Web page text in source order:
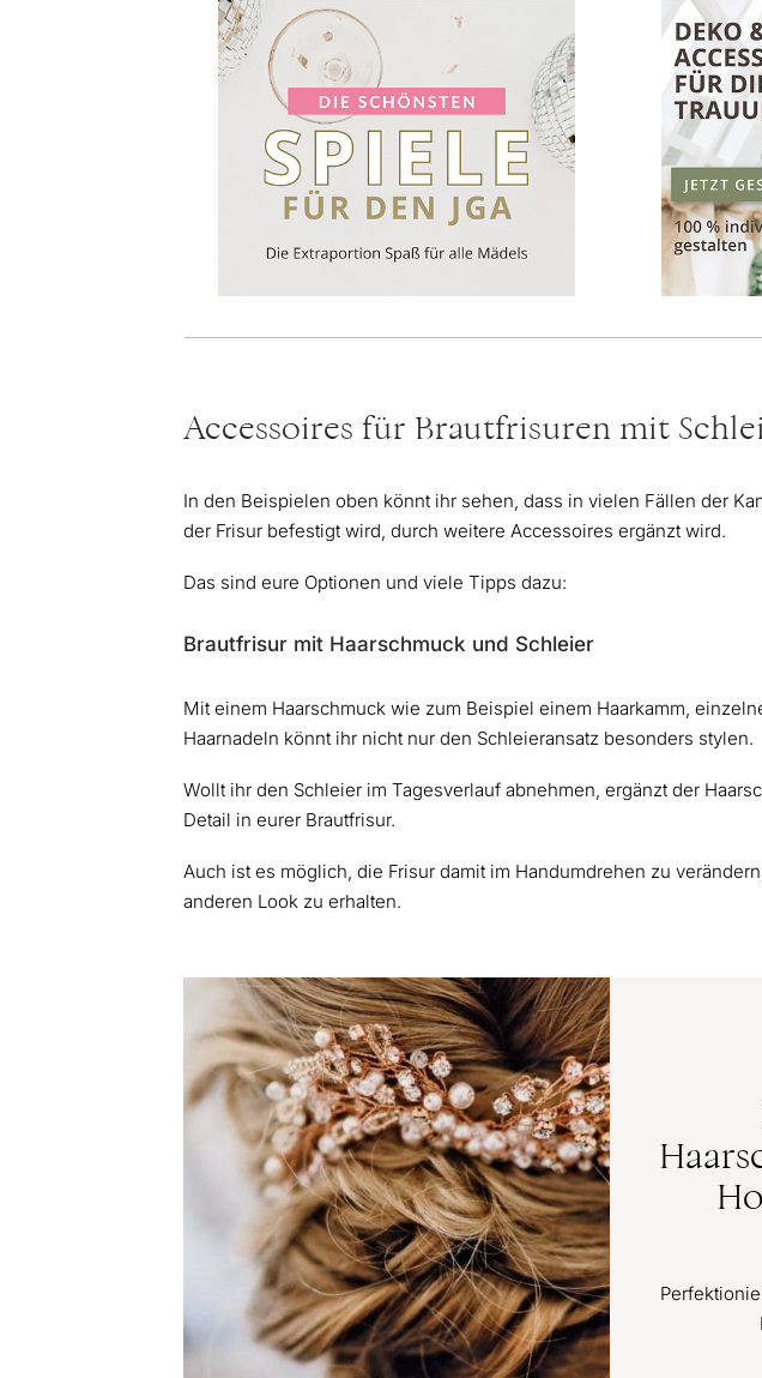
Accessoires für Brautfrisuren mit
In den Beispielen oben könnt ihr sehen, dass in vielen Fällen der
der Frisur befestigt wird, durch weitere Accessoires ergänzt wird.
Das sind eure Optionen und viele Tipps dazu:
Brautfrisur mit Haarschmuck und Schleier
Mit einem Haarschmuck wie zum Beispiel einem Haarkamm,
Haarnadeln könnt ihr nicht nur den Schleieransatz besonders stylen.
Wollt ihr den Schleier im Tagesverlauf abnehmen, ergänzt der
Detail in eurer Brautfrisur.
Auch ist es möglich, die Frisur damit im Handumdrehen zu
anderen Look zu erhalten.